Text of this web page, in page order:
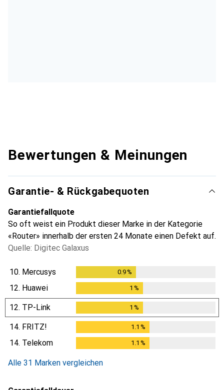
Bewertungen & Meinungen
Garantie- & Rückgabequoten
Garantiefallquote
So oft weist ein Produkt dieser Marke in der Kategorie
«Router» innerhalb der ersten 24 Monate einen Defekt auf.
Quelle: Digitec Galaxus
10. Mercusys 0.9%
12. Huawei 1 %
12. TP-Link 1 %
14. FRITZ! 1.1 %
14. Telekom 1.1 %
Alle 31 Marken vergleichen